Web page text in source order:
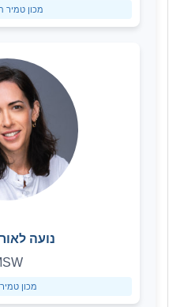
מכון טמיר
נועה
מכון